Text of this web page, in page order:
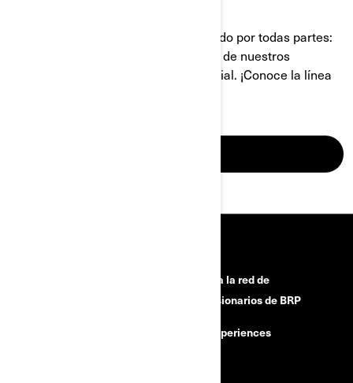
Has visto un par de cosas y has viajado por todas partes:
ahora debes iniciar tu viaje al control de nuestros
vehículos todoterreno de clase mundial. ¡Conoce la línea
Únete a la red de
concesionarios de BRP
BRP Experiences